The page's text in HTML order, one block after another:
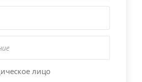
лицо